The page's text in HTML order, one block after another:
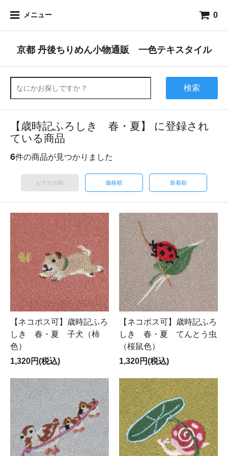
メニュー 0
京都 丹後ちりめん小物通販 一色テキスタイル
検索
【歳時記ふろしき 春・夏】 に登録され
ている商品
6件の商品が見つかりました
おすすめ順 価格順 新着順
【ネコポス可】歳時記ふろ
しき 春・夏 子犬（柿
色）
1,320円(税込)
【ネコポス可】歳時記ふろ
しき 春・夏 てんとう虫
（桜鼠色）
1,320円(税込)